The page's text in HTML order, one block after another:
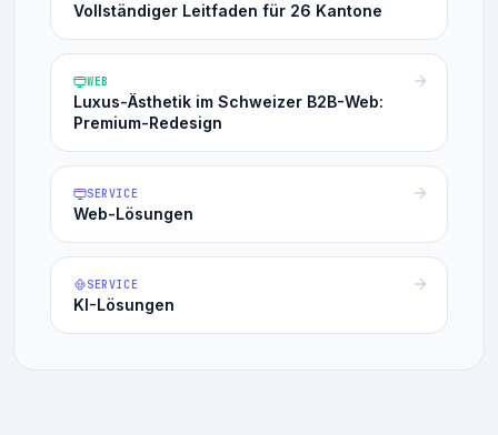
Vollständiger Leitfaden für 26 Kantone
WEB
Luxus-Ästhetik im Schweizer B2B-Web:
Premium-Redesign
SERVICE
Web-Lösungen
SERVICE
KI-Lösungen